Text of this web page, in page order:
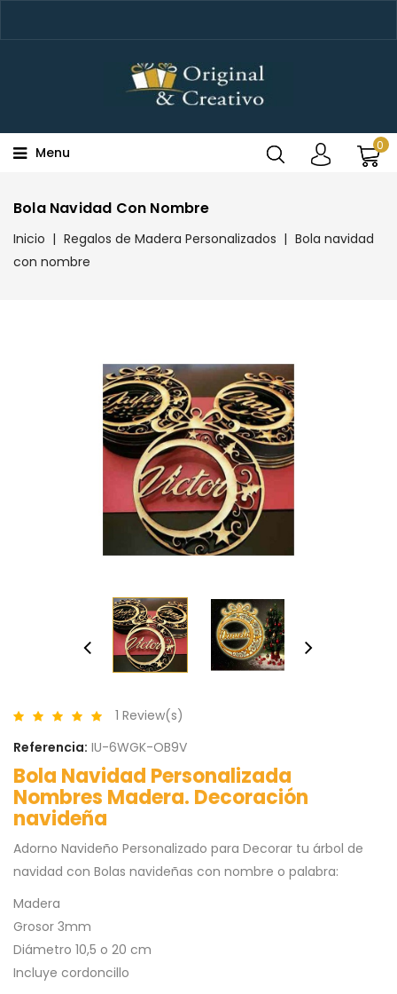
0
Menu
Bola Navidad Con Nombre
Inicio Regalos de Madera Personalizados
Bola navidad
con nombre
1 Review(s)
Referencia: IU-6WGK-OB9V
Bola Navidad Personalizada
Nombres Madera. Decoración
navideña
Adorno Navideño Personalizado para Decorar tu árbol de
navidad con Bolas navideñas con nombre o palabra:
Madera
Grosor 3mm
Diámetro 10,5 o 20 cm
Incluye cordoncillo